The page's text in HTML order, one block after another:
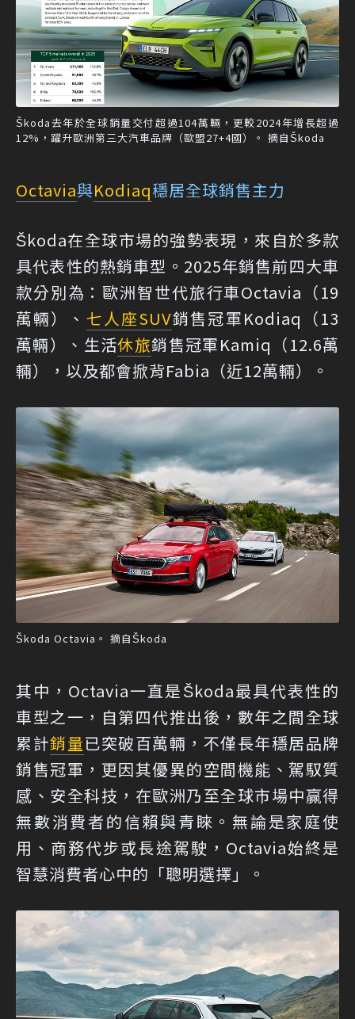
Škoda去年於全球銷量交付超過104萬輛，更較2024年增長超過
12%，躍升歐洲第三大汽車品牌（歐盟27+4國）。 摘自Škoda
Octavia與Kodiaq穩居全球銷售主力
Škoda在全球市場的強勢表現，來自於多款
具代表性的熱銷車型。2025年銷售前四大車
款分別為：歐洲智世代旅行車Octavia（19
萬輛）、 七人座SUV銷售冠軍Kodiaq（13
萬輛）、生活休旅銷售冠軍Kamiq（12.6萬
輛），以及都會掀背Fabia（近12萬輛）。
Škoda Octavia。 摘自Škoda
其中，Octavia一直是Škoda最具代表性的
車型之一，自第四代推出後，數年之間全球
累計銷量已突破百萬輛，不僅長年穩居品牌
銷售冠軍，更因其優異的空間機能、駕馭質
感、安全科技，在歐洲乃至全球市場中贏得
無數消費者的信賴與青睞。無論是家庭使
用、商務代步或長途駕駛，Octavia始終是
智慧消費者心中的「聰明選擇」。